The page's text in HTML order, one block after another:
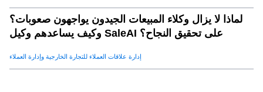
لماذا لا يزال وكلاء المبيعات الجيدون يواجهون صعوبات؟
وكيف يساعدهم وكيل SaleAI على تحقيق النجاح؟
إدارة علاقات العملاء للتجارة الخارجية وإدارة العملاء